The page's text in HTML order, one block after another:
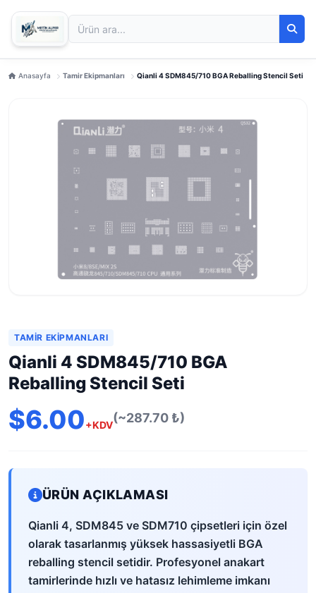
Anasayfa Tamir Ekipmanları Qianli 4 SDM845/710 BGA Reballing Stencil Seti
TAMIR EKIPMANLARI
Qianli 4 SDM845/710 BGA
Reballing Stencil Seti
$6.00+KDV(~287.70 ₺)
ÜRÜN AÇIKLAMASI
Qianli 4, SDM845 ve SDM710 çipsetleri için özel
olarak tasarlanmış yüksek hassasiyetli BGA
reballing stencil setidir. Profesyonel anakart
tamirlerinde hızlı ve hatasız lehimleme imkanı